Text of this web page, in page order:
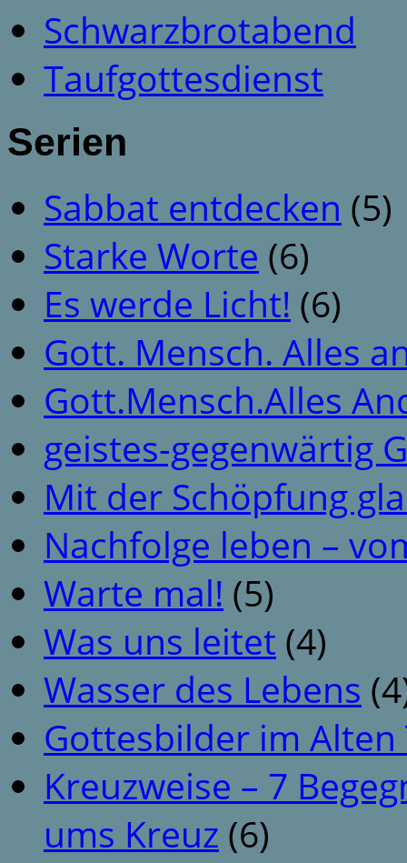
Schwarzbrotabend
Taufgottesdienst
Serien
Sabbat entdecken (5)
Starke Worte (6)
Es werde Licht! (6)
Gott. Mensch. Alles
Gott.Mensch.Alles
geistes-gegenwärtig
Mit der Schöpfung
Nachfolge leben –
Warte mal! (5)
Was uns leitet (4)
Wasser des Lebens
Gottesbilder im
Kreuzweise – 7
ums Kreuz (6)